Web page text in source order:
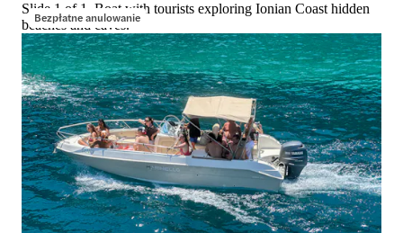
Bezpłatne anulowanie
Slide 1 of 1, Boat with tourists exploring Ionian Coast hidden
beaches and caves.